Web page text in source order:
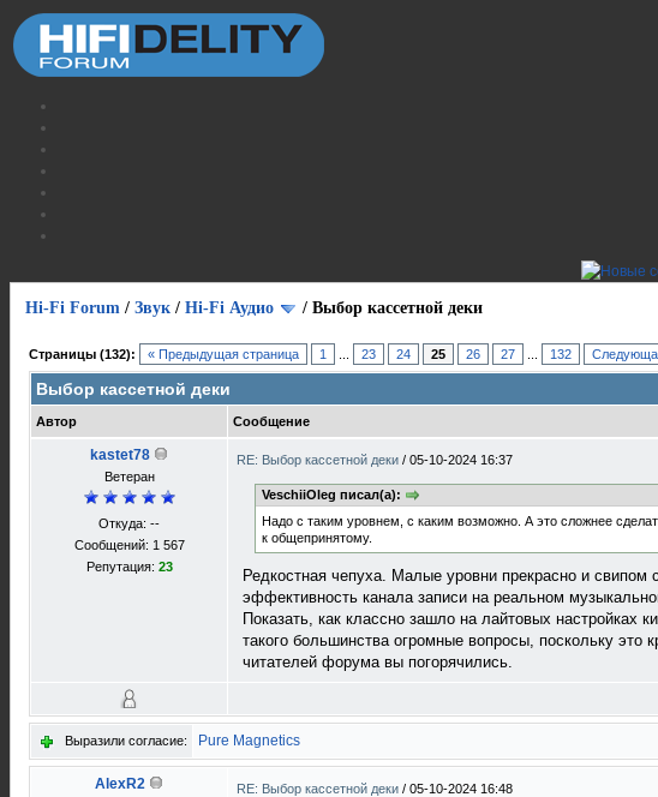
Hi-Fi Forum / Звук / Hi-Fi Аудио / Выбор кассетной деки
Страницы (132): « Предыдущая страница 1 23 24 25 26 27 132
Выбор кассетной деки
Автор Сообщение
kastet78
Ветеран
Откуда: --
Сообщений: 1 567
Репутация: 23
RE: Выбор кассетной деки / 05-10-2024 16:37
VeschiiOleg писал(а):
Надо с таким уровнем, с каким возможно. А это сложнее
к общепринятому.
Редкостная чепуха. Малые уровни прекрасно и
эффективность канала записи на реальном
Показать, как классно зашло на лайтовых настройках
такого большинства огромные вопросы, поскольку
читателей форума вы погорячились.
Выразили согласие: Pure Magnetics
AlexR2 RE: Выбор кассетной деки / 05-10-2024 16:48